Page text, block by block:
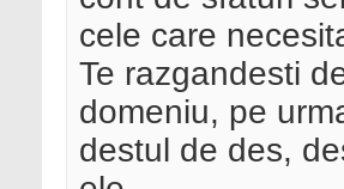
cele care
Te razgandesti
domeniu, pe
destul de des,